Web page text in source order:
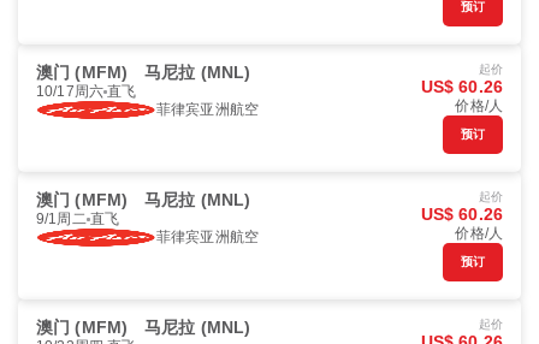
预订
澳门 (MFM) 马尼拉 (MNL)
10/17周六 直飞
菲律宾亚洲航空
起价
US$ 60.26
价格/人
预订
澳门 (MFM) 马尼拉 (MNL)
9/1周二 直飞
菲律宾亚洲航空
起价
US$ 60.26
价格/人
预订
澳门 (MFM) 马尼拉 (MNL) 起价